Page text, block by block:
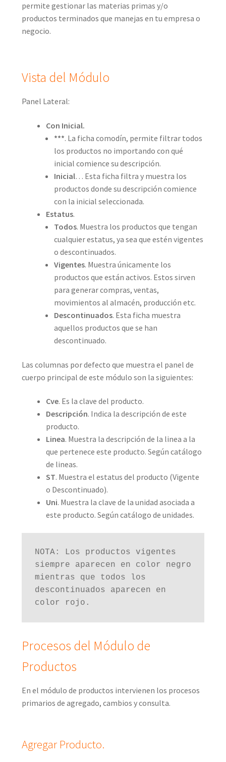
permite gestionar las materias primas y/o
productos terminados que manejas en tu empresa o
negocio.
Vista del Módulo
Panel Lateral:
Con Inicial.
***. La ficha comodín, permite filtrar todos
los productos no importando con qué
inicial comience su descripción.
Inicial… Esta ficha filtra y muestra los
productos donde su descripción comience
con la inicial seleccionada.
Estatus.
Todos. Muestra los productos que tengan
cualquier estatus, ya sea que estén vigentes
o descontinuados.
Vigentes. Muestra únicamente los
productos que están activos. Estos sirven
para generar compras, ventas,
movimientos al almacén, producción etc.
Descontinuados. Esta ficha muestra
aquellos productos que se han
descontinuado.
Las columnas por defecto que muestra el panel de
cuerpo principal de este módulo son la siguientes:
Cve. Es la clave del producto.
Descripción. Indica la descripción de este
producto.
Linea. Muestra la descripción de la linea a la
que pertenece este producto. Según catálogo
de lineas.
ST. Muestra el estatus del producto (Vigente
o Descontinuado).
Uni. Muestra la clave de la unidad asociada a
este producto. Según catálogo de unidades.
NOTA: Los productos vigentes
siempre aparecen en color negro
mientras que todos los
descontinuados aparecen en
color rojo.
Procesos del Módulo de
Productos
En el módulo de productos intervienen los procesos
primarios de agregado, cambios y consulta.
Agregar Producto.